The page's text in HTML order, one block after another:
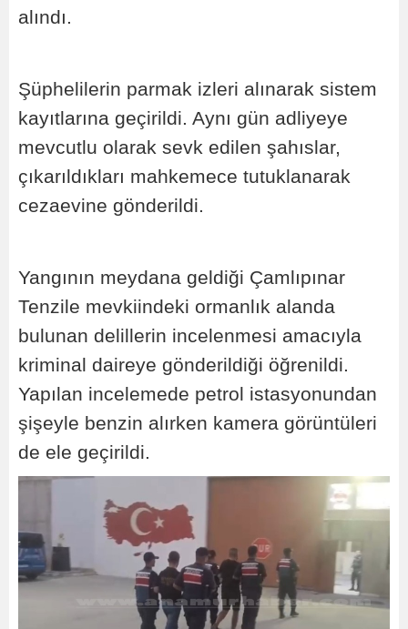
alındı.
Şüphelilerin parmak izleri alınarak sistem
kayıtlarına geçirildi. Aynı gün adliyeye
mevcutlu olarak sevk edilen şahıslar,
çıkarıldıkları mahkemece tutuklanarak
cezaevine gönderildi.
Yangının meydana geldiği Çamlıpınar
Tenzile mevkiindeki ormanlık alanda
bulunan delillerin incelenmesi amacıyla
kriminal daireye gönderildiği öğrenildi.
Yapılan incelemede petrol istasyonundan
şişeyle benzin alırken kamera görüntüleri
de ele geçirildi.